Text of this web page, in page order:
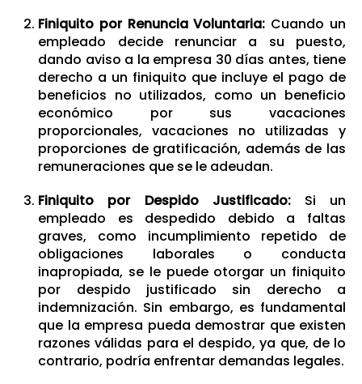
Finiquito por Renuncia Voluntaria: Cuando un
empleado decide renunciar a su puesto,
dando aviso a la empresa 30 días antes, tiene
derecho a un finiquito que incluye el pago de
beneficios no utilizados, como un beneficio
económico por sus vacaciones
proporcionales, vacaciones no utilizadas y
proporciones de gratificación, además de las
remuneraciones que se le adeudan.
Finiquito por Despido Justificado: Si un
empleado es despedido debido a faltas
graves, como incumplimiento repetido de
obligaciones laborales o conducta
inapropiada, se le puede otorgar un finiquito
por despido justificado sin derecho a
indemnización. Sin embargo, es fundamental
que la empresa pueda demostrar que existen
razones válidas para el despido, ya que, de lo
contrario, podría enfrentar demandas legales.